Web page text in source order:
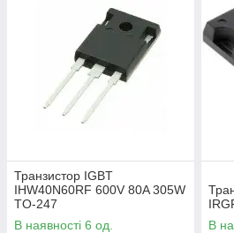
Транзистор IGBT
IHW40N60RF 600V 80A 305W
TO-247
В наявності 6 од.
В